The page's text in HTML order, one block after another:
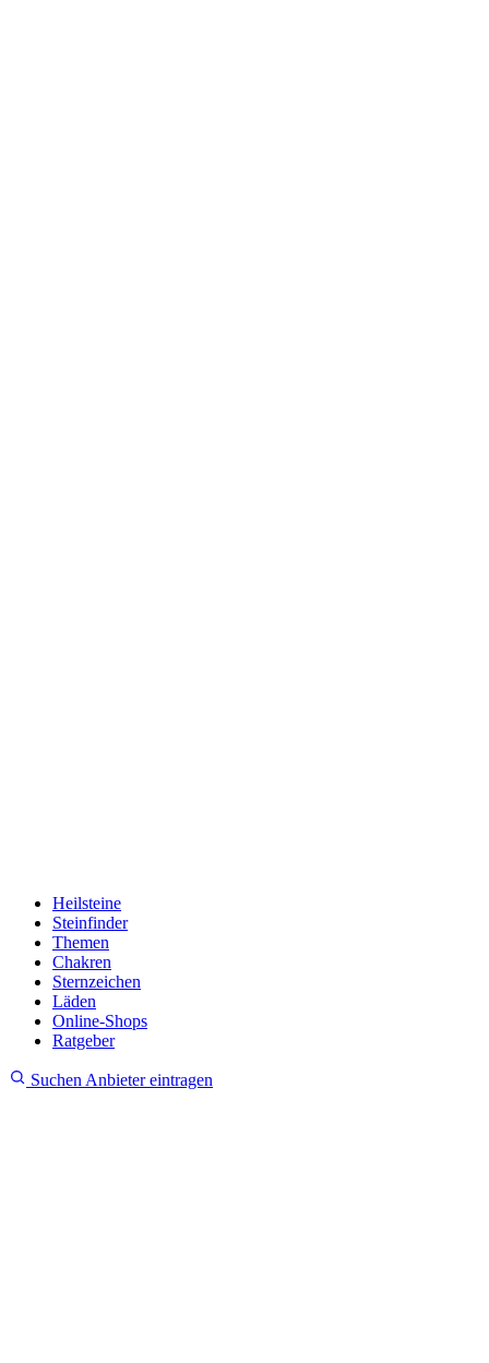
Heilsteine
Steinfinder
Themen
Chakren
Sternzeichen
Läden
Online-Shops
Ratgeber
Suchen Anbieter eintragen